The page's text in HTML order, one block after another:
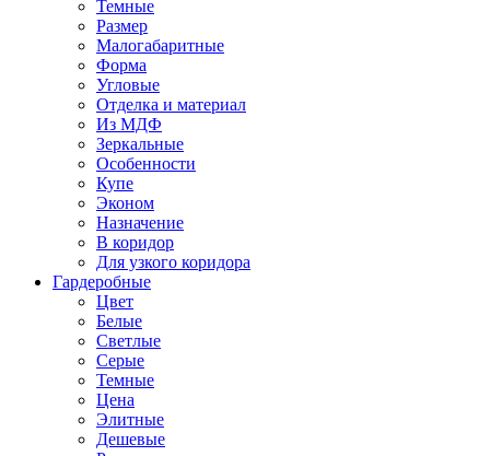
Темные
Размер
Малогабаритные
Форма
Угловые
Отделка и материал
Из МДФ
Зеркальные
Особенности
Купе
Эконом
Назначение
В коридор
Для узкого коридора
Гардеробные
Цвет
Белые
Светлые
Серые
Темные
Цена
Элитные
Дешевые